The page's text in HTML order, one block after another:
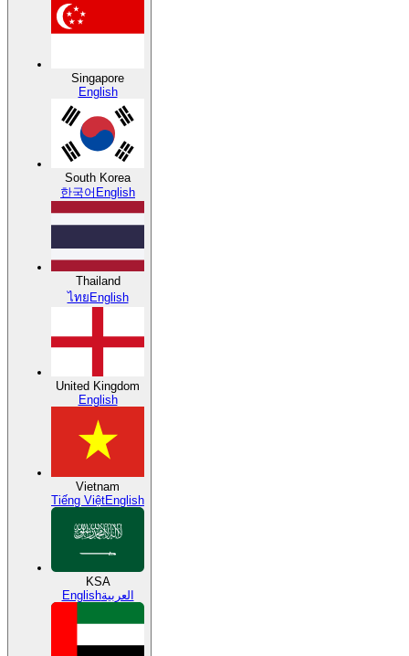
Singapore
English
South Korea
한국어 English
Thailand
ไทยEnglish
United Kingdom
English
Vietnam
Tiếng ViệtEnglish
KSA
Englishالعربية